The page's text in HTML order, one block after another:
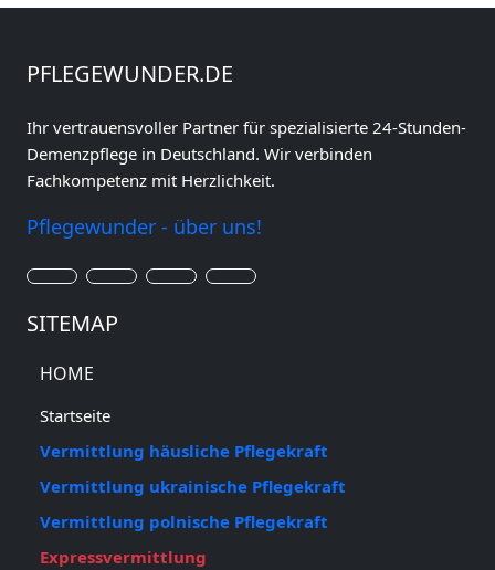
PFLEGEWUNDER.DE
Ihr vertrauensvoller Partner für spezialisierte 24-Stunden-
Demenzpflege in Deutschland. Wir verbinden
Fachkompetenz mit Herzlichkeit.
Pflegewunder - über uns!
SITEMAP
HOME
Startseite
Vermittlung häusliche Pflegekraft
Vermittlung ukrainische Pflegekraft
Vermittlung polnische Pflegekraft
Expressvermittlung